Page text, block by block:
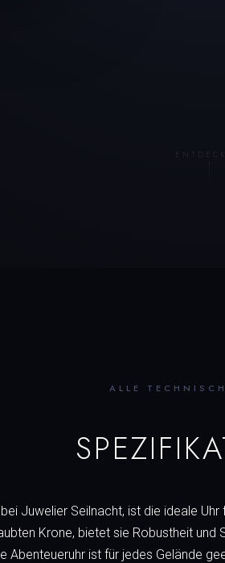
ALLE
Juwelier Seilnacht, ist die ideale
Krone, bietet sie Robustheit
Abenteueruhr ist für jedes Gelände